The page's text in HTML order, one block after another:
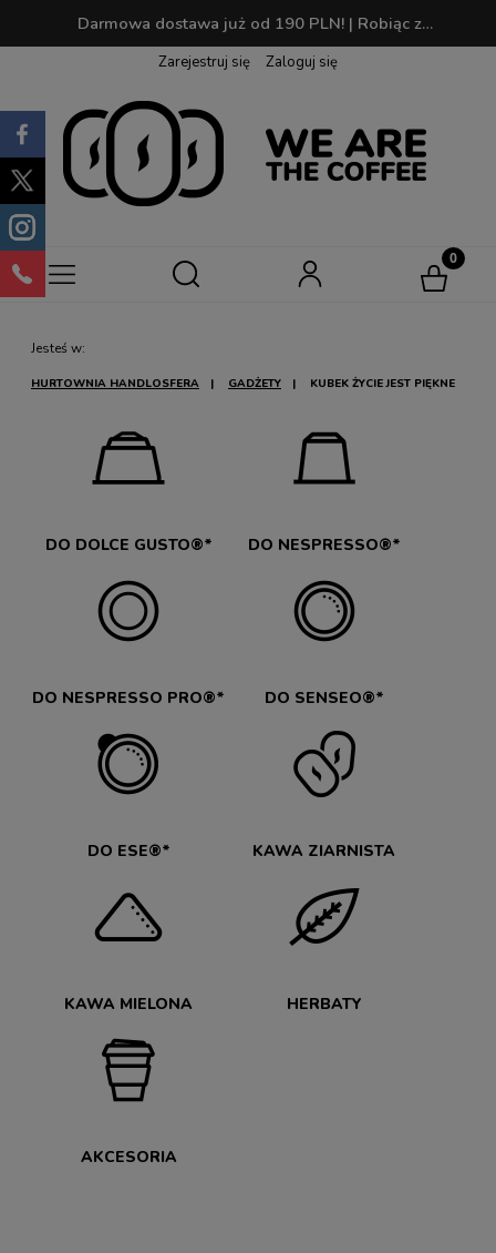
Darmowa dostawa już od 190 PLN! | Robiąc zakupy zbierasz punkty, które później możesz wymienić na swoją ulubioną kawę!
Zarejestruj się Zaloguj się
Jesteś w:
HURTOWNIA HANDLOSFERA GADŻETY KUBEK ŻYCIE JEST PIĘKNE
DO DOLCE GUSTO®* DO NESPRESSO®*
DO NESPRESSO PRO®* DO SENSEO®*
DO ESE®* KAWA ZIARNISTA
KAWA MIELONA HERBATY
AKCESORIA